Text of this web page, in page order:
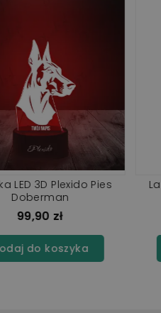
Lampka LED 3D Plexido Pies
Shiba Inu Mandala
99,90 zł
Dodaj do koszyka